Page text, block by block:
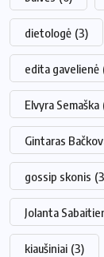
dietologė (3)
edita gavelienė
Elvyra Semaška
Gintaras
gossip skonis
Jolanta
kiaušiniai (3)